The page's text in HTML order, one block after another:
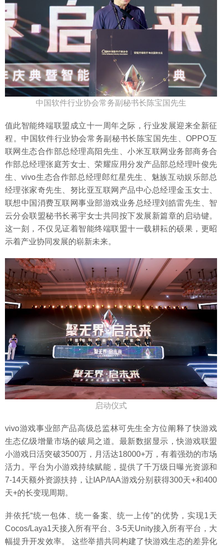
中国软件行业协会常务副秘书长陈宝国先生
值此智能终端联盟成立十一周年之际，行业发展迎来全新征
程。中国软件行业协会常务副秘书长陈宝国先生、OPPO互
联网生态合作部总经理高阳先生、小米互联网业务部商务合
作部总经理张庭芳女士、荣耀应用分发产品部总经理叶俊先
生、vivo生态合作部总经理郎红星先生、魅族互动娱乐部总
经理张家奇先生、努比亚互联网产品中心总经理金玉女士、
联想中国消费互联网事业部游戏业务总经理刘皓雷先生、智
云分会联盟秘书长蒋宇女士共同按下发展新篇章的启动键。
这一刻，不仅见证着智能终端联盟十一载耕耘的硕果，更昭
示着产业协同发展的崭新未来。
启动仪式
vivo游戏事业部产品高级总监林可先生全方位阐释了快游戏
生态亿级增量市场的破局之道。最新数据显示，快游戏联盟
小游戏日活突破3500万，月活达18000+万，有着强劲的市场
活力。平台为小游戏持续赋能，提供了千万级日曝光资源和
7-14天额外资源扶持，让IAP/IAA游戏分别获得300天+和400
天+的长变现周期。
并依托“统一包体、统一备案、统一上传”的优势，实现1天
Cocos/Laya1天接入所有平台、3-5天Unity接入所有平台，大
幅提升开发效率。 这些举措共同构建了快游戏生态的差异化